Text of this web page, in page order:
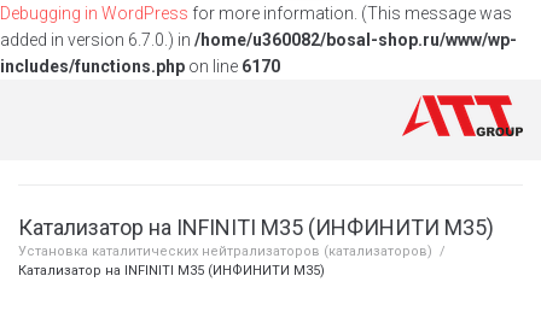
Debugging in WordPress for more information. (This message was
added in version 6.7.0.) in /home/u360082/bosal-shop.ru/www/wp-
includes/functions.php on line 6170
Катализатор на INFINITI M35 (ИНФИНИТИ М35)
Установка каталитических нейтрализаторов (катализаторов) /
Катализатор на INFINITI M35 (ИНФИНИТИ М35)